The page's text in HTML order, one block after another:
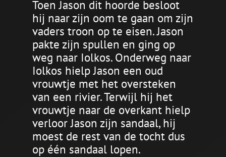
Toen Jason dit hoorde besloot
hij naar zijn oom te gaan om zijn
vaders troon op te eisen. Jason
pakte zijn spullen en ging op
weg naar Iolkos. Onderweg naar
Iolkos hielp Jason een oud
vrouwtje met het oversteken
van een rivier. Terwijl hij het
vrouwtje naar de overkant hielp
verloor Jason zijn sandaal, hij
moest de rest van de tocht dus
op één sandaal lopen.